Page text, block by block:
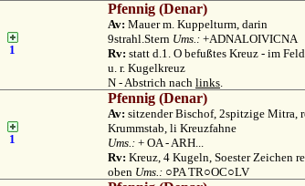
1
Pfennig (Denar)
Av: Mauer m. Kuppelturm, darin
9strahl.Stern Ums.: +ADNALOIVICNA
Rv: statt d.1. O befußtes Kreuz - im
u. r. Kugelkreuz
N - Abstrich nach links.
1
Pfennig (Denar)
Av: sitzender Bischof, 2spitzige Mitra,
Krummstab, li Kreuzfahne
Ums.: + OA - ARH...
Rv: Kreuz, 4 Kugeln, Soester Zeichen
oben Ums.: ○PA TR○OC○LV